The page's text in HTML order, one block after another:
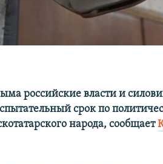
российские власти и
срок по
народа, сообщает